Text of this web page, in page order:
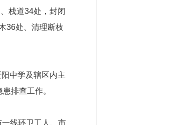
栈道34处，封闭
36处、清理断枝
中学及辖区内主
排查工作。
线环卫工人、市